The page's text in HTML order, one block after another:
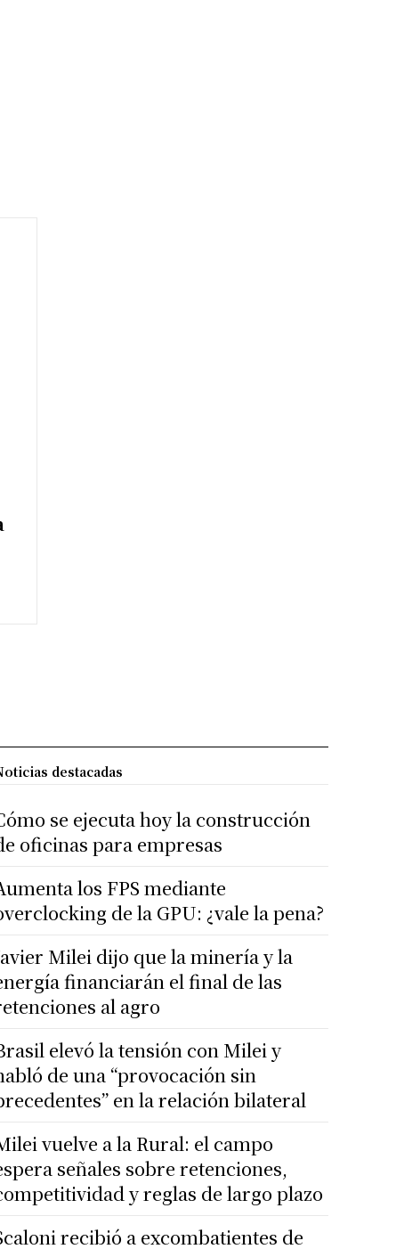
destacadas
se ejecuta hoy la construcción
oficinas para empresas
los FPS mediante
de la GPU: ¿vale la pena?
Milei dijo que la minería y la
financiarán el final de las
al agro
elevó la tensión con Milei y
de una “provocación sin
en la relación bilateral
vuelve a la Rural: el campo
señales sobre retenciones,
y reglas de largo plazo
recibió a excombatientes de